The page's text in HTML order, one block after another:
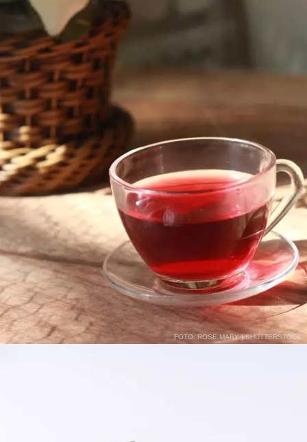
FOTO: ROSE.MARY | SHUTTERSTOCK